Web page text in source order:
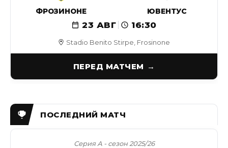
Stadio Benito Stirpe, Frosinone
ФРОЗИНОНЕ ЮВЕНТУС
23 АВГ 16:30
ПЕРЕД МАТЧЕМ
Серия А - сезон 2025/26